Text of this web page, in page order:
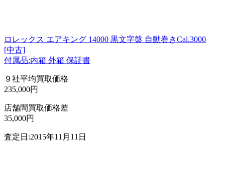
ロレックス エアキング 14000 黒文字盤 自動巻きCal.3000
[中古]
付属品:内箱 外箱 保証書
９社平均買取価格
235,000円
店舗間買取価格差
35,000円
査定日:2015年11月11日